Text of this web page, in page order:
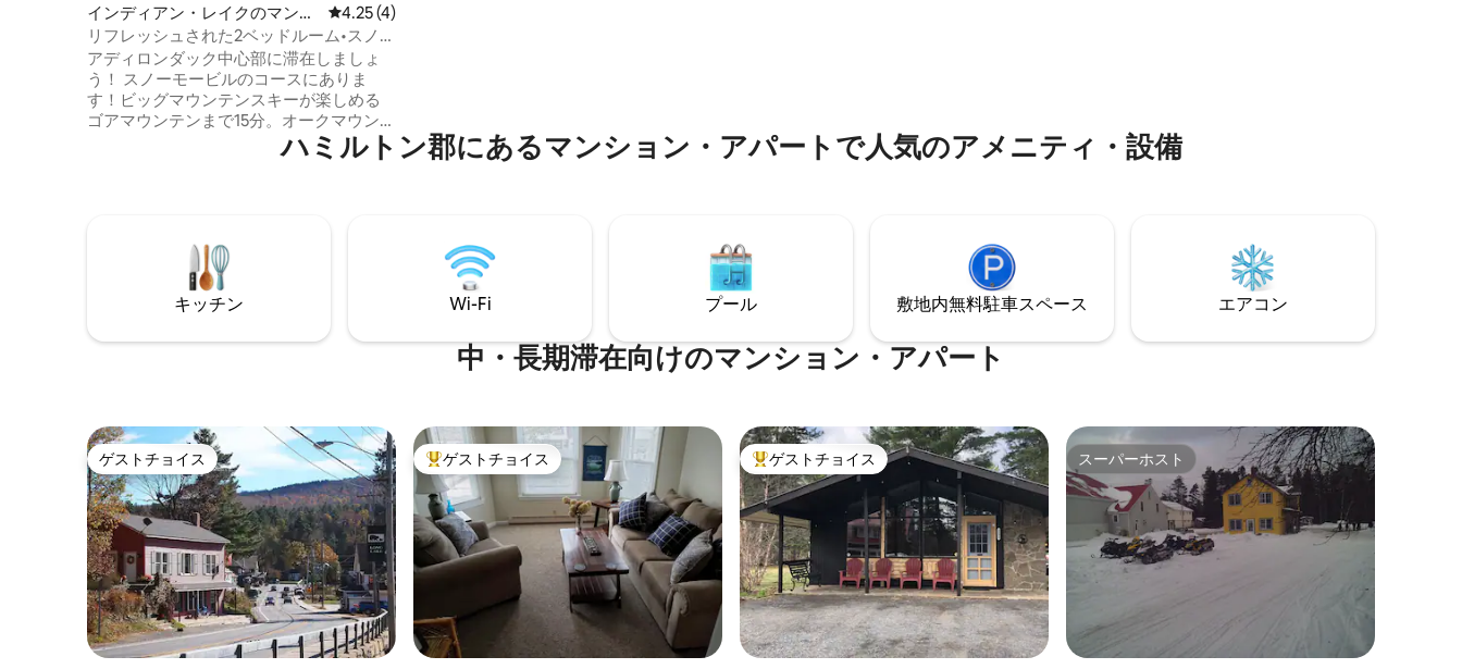
インディアン・レイクのマンシ
ョン・アパート
レビュー4件、5つ星中4.25つ星の平均評価
4.25 (4)
リフレッシュされた2ベッドルーム•スノー
モービルとスキーに最適
アディロンダック中心部に滞在しましょ
う！ スノーモービルのコースにありま
す！ビッグマウンテンスキーが楽しめる
ゴアマウンテンまで15分。オークマウンテ
ン/スペキュレーターまで20分。 春から秋
にかけて、ハドソン渓谷急流下りを楽し
アン湖でボートを借りてキャンプを楽し
みましょう！ ハイキングと釣り！氷穴釣
り！！ 可能性は無限大です。私たちはイ
ンディアンレイクの町に位置していま
す。シングル1ベッドルームと2ベッドルー
ムのユニットを備えた、アディロンダッ
トを連れてくる場合は追加料金がかかり
ます。
センター、歴史的ランドマーク、ハイキ
ングコース。
きの自転車2台をご利用いただけます。
ハミルトン郡にあるマンション・アパートで人気のアメニティ・設備
キッチン Wi-Fi プール 敷地内無料駐⁠車ス⁠ペ⁠ー⁠ス エアコン
中・長期滞在向けのマンション・アパート
ゲストチョイス
ゲストチョイス 大好評のゲストチョイスです。
ゲストチョイス 大好評のゲストチョイスです。
ゲストチョイス スーパーホスト
スーパーホスト